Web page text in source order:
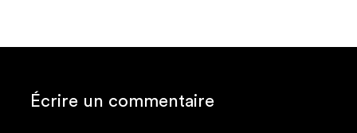
Écrire un commentaire